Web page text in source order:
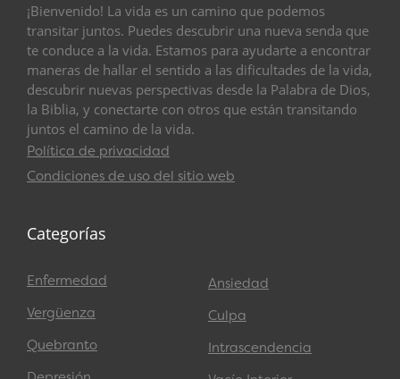
¡Bienvenido! La vida es un camino que podemos
transitar juntos. Puedes descubrir una nueva senda que
te conduce a la vida. Estamos para ayudarte a encontrar
maneras de hallar el sentido a las dificultades de la vida,
descubrir nuevas perspectivas desde la Palabra de Dios,
la Biblia, y conectarte con otros que están transitando
juntos el camino de la vida.
Política de privacidad
Condiciones de uso del sitio web
Categorías
Enfermedad
Vergüenza
Quebranto
Ansiedad
Culpa
Intrascendencia